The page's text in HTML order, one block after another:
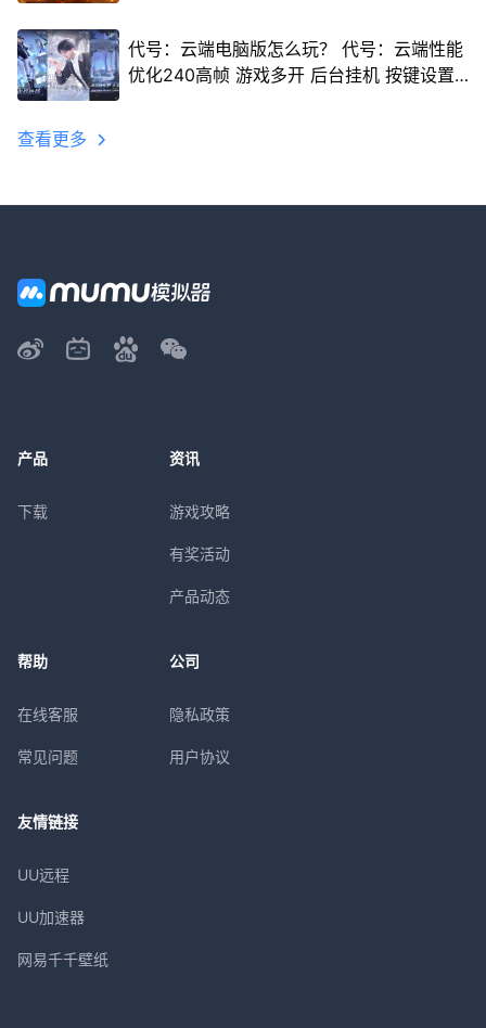
代号：云端电脑版怎么玩？ 代号：云端性能
优化240高帧 游戏多开 后台挂机 按键设置
查看更多
产品
下载
资讯
游戏攻略
有奖活动
产品动态
帮助
在线客服
常见问题
公司
隐私政策
用户协议
友情链接
UU远程
UU加速器
网易千千壁纸